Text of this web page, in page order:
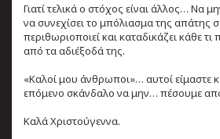
Γιατί τελικά ο στόχος είναι άλλος… Να
να συνεχίσει το μπόλιασμα της απάτης
περιθωριοποιεί και καταδικάζει κάθε
από τα αδιέξοδά της.
«Καλοί μου άνθρωποι»… αυτοί είμαστε
επόμενο σκάνδαλο να μην… πέσουμε
Καλά Χριστούγεννα.